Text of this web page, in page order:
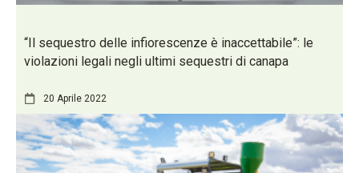
“Il sequestro delle infiorescenze è inaccettabile”: le
violazioni legali negli ultimi sequestri di canapa
20 Aprile 2022